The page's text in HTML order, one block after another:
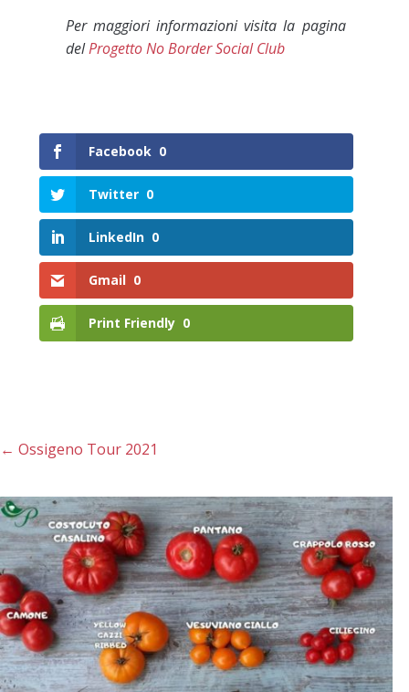
Per maggiori informazioni visita la pagina
delProgetto No Border Social Club
Facebook 0
Twitter 0
LinkedIn 0
Gmail 0
Print Friendly 0
← Ossigeno Tour 2021